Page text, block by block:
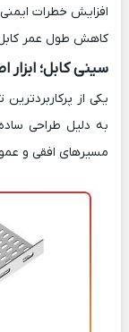
افزایش خطرات
کاهش طول عمر
سینی کابل؛
یکی از
به دلیل طراحی
مسیرهای افقی و